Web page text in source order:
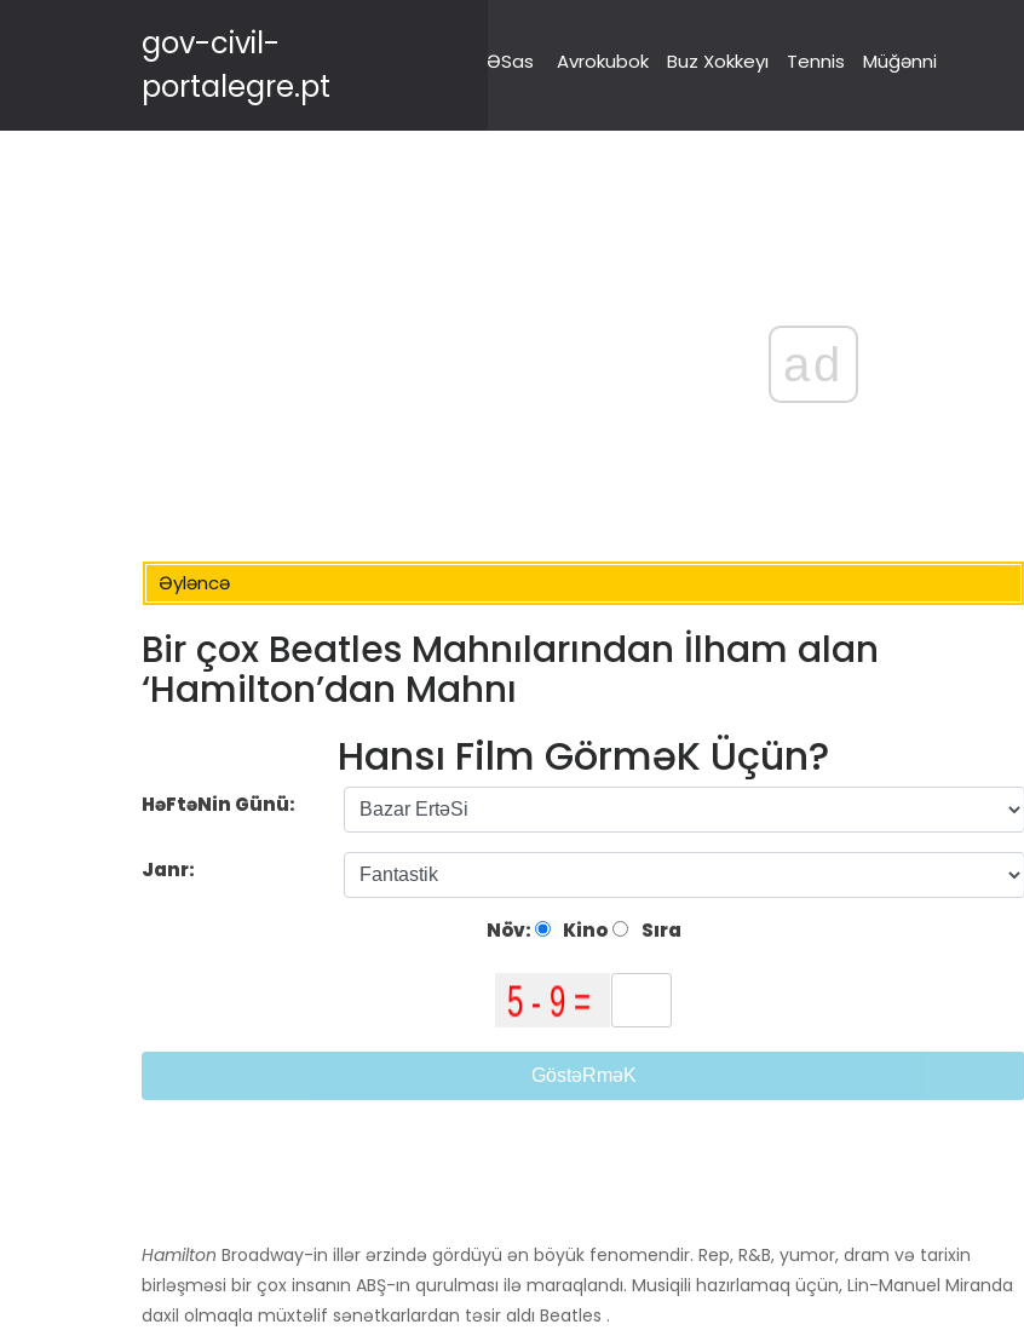
gov-civil-
portalegre.pt
ƏSas Avrokubok Buz Xokkeyı Tennis Müğənni
ad
Əyləncə
Bir çox Beatles Mahnılarından İlham alan
‘Hamilton’dan Mahnı
Hansı Film GörməK Üçün?
HəFtəNin Günü:
Janr:
Növ: Kino Sıra
GöstəRməK
Hamilton Broadway-in illər ərzində gördüyü ən böyük fenomendir. Rep, R&B, yumor, dram və tarixin
birləşməsi bir çox insanın ABŞ-ın qurulması ilə maraqlandı. Musiqili hazırlamaq üçün, Lin-Manuel Miranda
daxil olmaqla müxtəlif sənətkarlardan təsir aldı Beatles .